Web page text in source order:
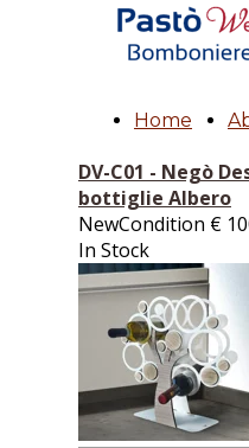
Home
DV-C01 - Negò
bottiglie Albero
NewCondition €
In Stock